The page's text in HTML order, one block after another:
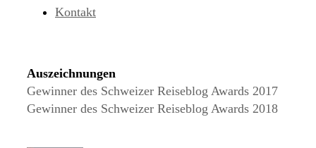
Kontakt
Auszeichnungen
Gewinner des Schweizer Reiseblog Awards 2017
Gewinner des Schweizer Reiseblog Awards 2018